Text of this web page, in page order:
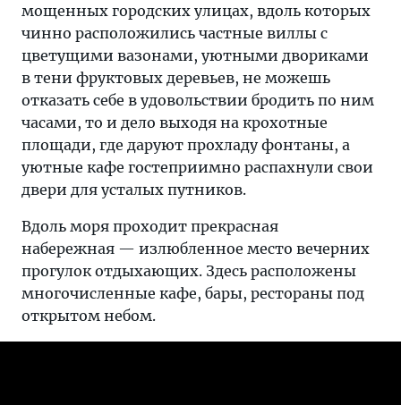
мощенных городских улицах, вдоль которых
чинно расположились частные виллы с
цветущими вазонами, уютными двориками
в тени фруктовых деревьев, не можешь
отказать себе в удовольствии бродить по ним
часами, то и дело выходя на крохотные
площади, где даруют прохладу фонтаны, а
уютные кафе гостеприимно распахнули свои
двери для усталых путников.
Вдоль моря проходит прекрасная
набережная — излюбленное место вечерних
прогулок отдыхающих. Здесь расположены
многочисленные кафе, бары, рестораны под
открытом небом.